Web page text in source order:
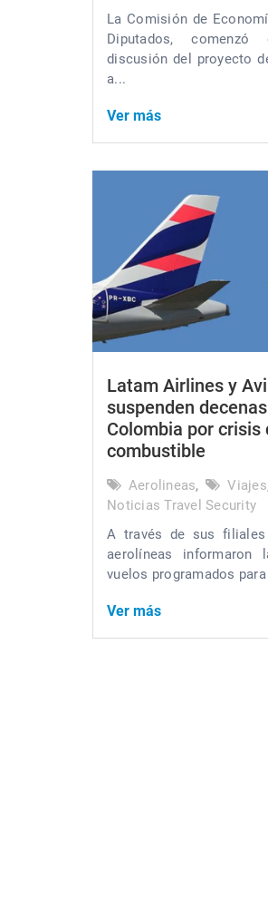
La Comisión de
Diputados,
discusión del proyecto
a...
Ver más
Latam Airlines y
suspenden
Colombia por crisis
combustible
Aerolineas, Viajes
Noticias Travel Security
A través de sus
aerolíneas informaron
vuelos programados
Ver más